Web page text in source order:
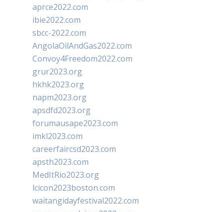
aprce2022.com
ibie2022.com
sbcc-2022.com
AngolaOilAndGas2022.com
Convoy4Freedom2022.com
grur2023.org
hkhk2023.org
napm2023.org
apsdfd2023.org
forumausape2023.com
imkl2023.com
careerfaircsd2023.com
apsth2023.com
MedItRio2023.org
lcicon2023boston.com
waitangidayfestival2022.com